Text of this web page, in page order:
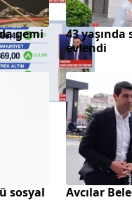
Altın
gemi
43 yaşında
evlendi
sosyal
Avcılar